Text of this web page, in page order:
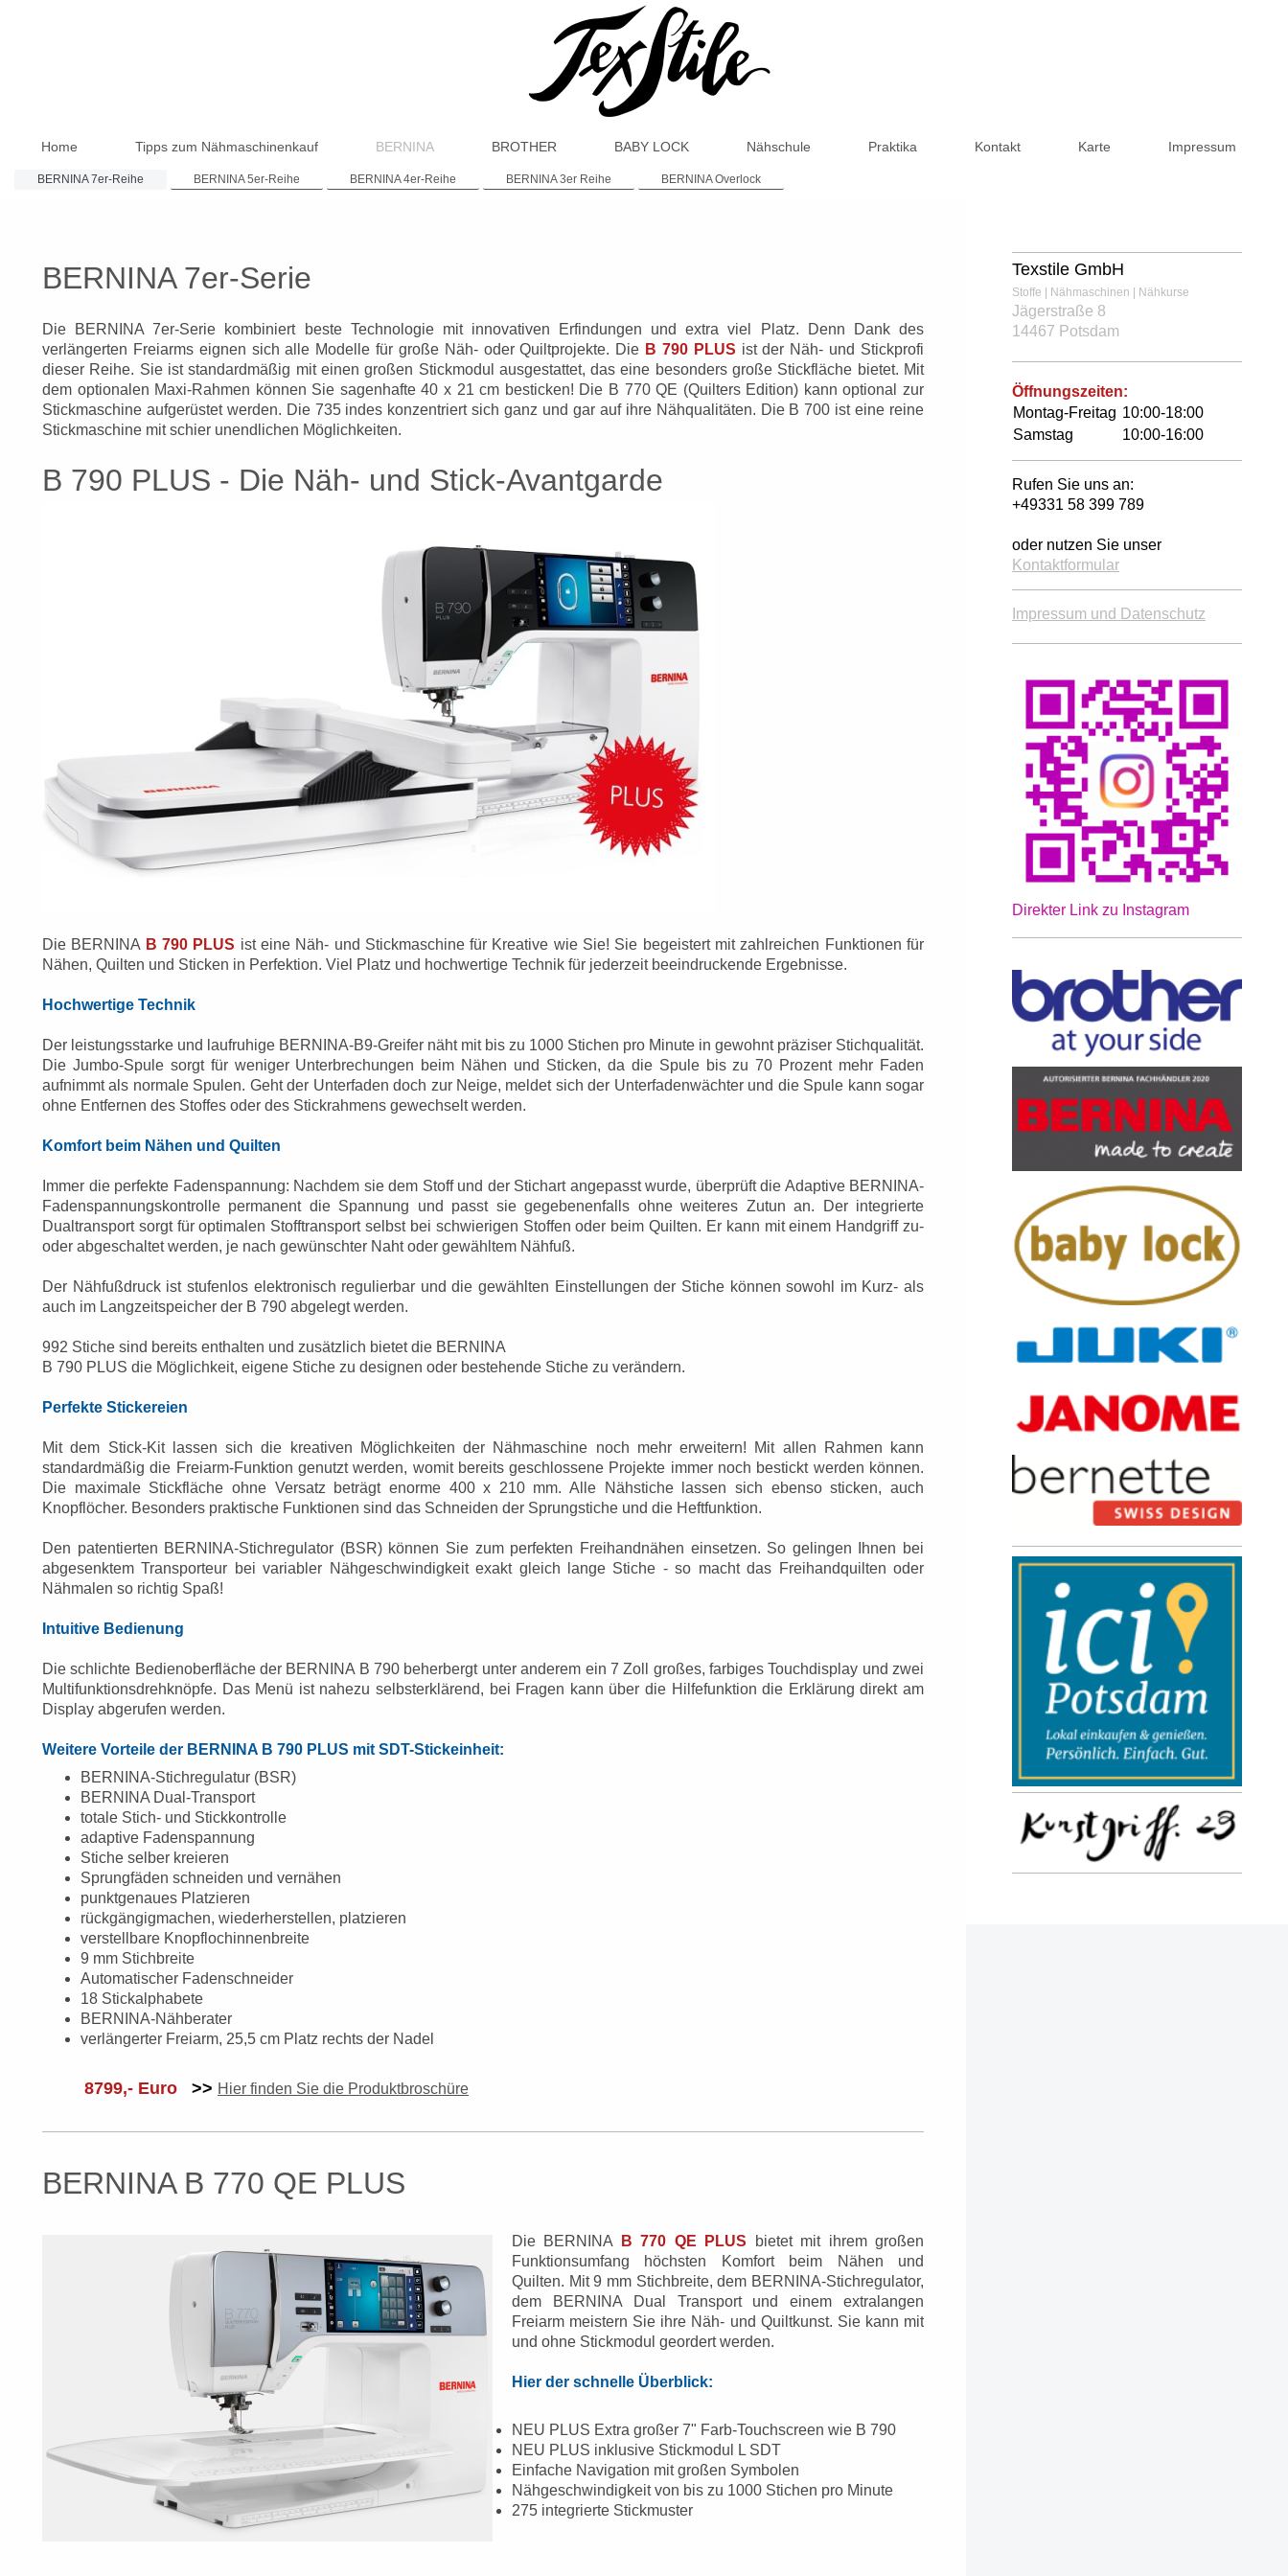
Home Tipps zum Nähmaschinenkauf BERNINA BROTHER BABY LOCK Nähschule Praktika Kontakt Karte Impressum
BERNINA 7er-Reihe BERNINA 5er-Reihe BERNINA 4er-Reihe BERNINA 3er Reihe BERNINA Overlock
BERNINA 7er-Serie
Die BERNINA 7er-Serie kombiniert beste Technologie mit innovativen Erfindungen und extra viel Platz. Denn Dank des
verlängerten Freiarms eignen sich alle Modelle für große Näh- oder Quiltprojekte. Die B 790 PLUS ist der Näh- und Stickprofi
dieser Reihe. Sie ist standardmäßig mit einen großen Stickmodul ausgestattet, das eine besonders große Stickfläche bietet. Mit
dem optionalen Maxi-Rahmen können Sie sagenhafte 40 x 21 cm besticken! Die B 770 QE (Quilters Edition) kann optional zur
Stickmaschine aufgerüstet werden. Die 735 indes konzentriert sich ganz und gar auf ihre Nähqualitäten. Die B 700 ist eine reine
Stickmaschine mit schier unendlichen Möglichkeiten.
B 790 PLUS - Die Näh- und Stick-Avantgarde
Die BERNINA B 790 PLUS ist eine Näh- und Stickmaschine für Kreative wie Sie! Sie begeistert mit zahlreichen Funktionen für
Nähen, Quilten und Sticken in Perfektion. Viel Platz und hochwertige Technik für jederzeit beeindruckende Ergebnisse.
Hochwertige Technik
Der leistungsstarke und laufruhige BERNINA-B9-Greifer näht mit bis zu 1000 Stichen pro Minute in gewohnt präziser Stichqualität.
Die Jumbo-Spule sorgt für weniger Unterbrechungen beim Nähen und Sticken, da die Spule bis zu 70 Prozent mehr Faden
aufnimmt als normale Spulen. Geht der Unterfaden doch zur Neige, meldet sich der Unterfadenwächter und die Spule kann sogar
ohne Entfernen des Stoffes oder des Stickrahmens gewechselt werden.
Komfort beim Nähen und Quilten
Immer die perfekte Fadenspannung: Nachdem sie dem Stoff und der Stichart angepasst wurde, überprüft die Adaptive BERNINA-
Fadenspannungskontrolle permanent die Spannung und passt sie gegebenenfalls ohne weiteres Zutun an. Der integrierte
Dualtransport sorgt für optimalen Stofftransport selbst bei schwierigen Stoffen oder beim Quilten. Er kann mit einem Handgriff zu-
oder abgeschaltet werden, je nach gewünschter Naht oder gewähltem Nähfuß.
Der Nähfußdruck ist stufenlos elektronisch regulierbar und die gewählten Einstellungen der Stiche können sowohl im Kurz- als
auch im Langzeitspeicher der B 790 abgelegt werden.
992 Stiche sind bereits enthalten und zusätzlich bietet die BERNINA
B 790 PLUS die Möglichkeit, eigene Stiche zu designen oder bestehende Stiche zu verändern.
Perfekte Stickereien
Mit dem Stick-Kit lassen sich die kreativen Möglichkeiten der Nähmaschine noch mehr erweitern! Mit allen Rahmen kann
standardmäßig die Freiarm-Funktion genutzt werden, womit bereits geschlossene Projekte immer noch bestickt werden können.
Die maximale Stickfläche ohne Versatz beträgt enorme 400 x 210 mm. Alle Nähstiche lassen sich ebenso sticken, auch
Knopflöcher. Besonders praktische Funktionen sind das Schneiden der Sprungstiche und die Heftfunktion.
Den patentierten BERNINA-Stichregulator (BSR) können Sie zum perfekten Freihandnähen einsetzen. So gelingen Ihnen bei
abgesenktem Transporteur bei variabler Nähgeschwindigkeit exakt gleich lange Stiche - so macht das Freihandquilten oder
Nähmalen so richtig Spaß!
Intuitive Bedienung
Die schlichte Bedienoberfläche der BERNINA B 790 beherbergt unter anderem ein 7 Zoll großes, farbiges Touchdisplay und zwei
Multifunktionsdrehknöpfe. Das Menü ist nahezu selbsterklärend, bei Fragen kann über die Hilfefunktion die Erklärung direkt am
Display abgerufen werden.
Weitere Vorteile der BERNINA B 790 PLUS mit SDT-Stickeinheit:
BERNINA-Stichregulatur (BSR)
BERNINA Dual-Transport
totale Stich- und Stickkontrolle
adaptive Fadenspannung
Stiche selber kreieren
Sprungfäden schneiden und vernähen
punktgenaues Platzieren
rückgängigmachen, wiederherstellen, platzieren
verstellbare Knopflochinnenbreite
9 mm Stichbreite
Automatischer Fadenschneider
18 Stickalphabete
BERNINA-Nähberater
verlängerter Freiarm, 25,5 cm Platz rechts der Nadel
8799,- Euro >> Hier finden Sie die Produktbroschüre
BERNINA B 770 QE PLUS
Die BERNINA B 770 QE PLUS bietet mit ihrem großen
Funktionsumfang höchsten Komfort beim Nähen und
Quilten. Mit 9 mm Stichbreite, dem BERNINA-Stichregulator,
dem BERNINA Dual Transport und einem extralangen
Freiarm meistern Sie ihre Näh- und Quiltkunst. Sie kann mit
und ohne Stickmodul geordert werden.
Hier der schnelle Überblick:
NEU PLUS Extra großer 7" Farb-Touchscreen wie B 790
NEU PLUS inklusive Stickmodul L SDT
Einfache Navigation mit großen Symbolen
Nähgeschwindigkeit von bis zu 1000 Stichen pro Minute
275 integrierte Stickmuster
Texstile GmbH
Stoffe | Nähmaschinen | Nähkurse
Jägerstraße 8
14467 Potsdam
Öffnungszeiten:
Montag-Freitag 10:00-18:00
Samstag
10:00-16:00
Rufen Sie uns an:
+49331 58 399 789
oder nutzen Sie unser
Kontaktformular
Impressum und Datenschutz
Direkter Link zu Instagram